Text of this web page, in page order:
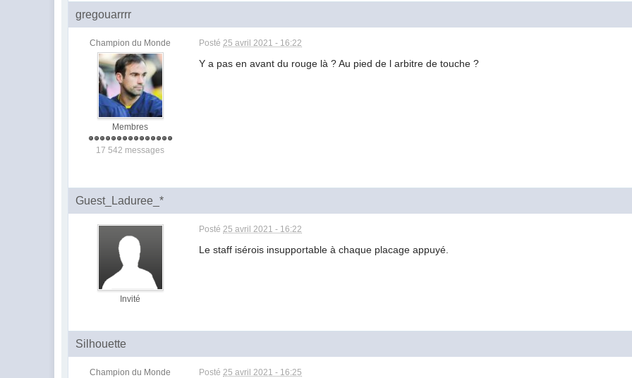
gregouarrrr
Champion du Monde
Membres
17 542 messages
Posté25 avril 2021 - 16:22
Y a pas en avant du rouge là ? Au pied de l arbitre de touche ?
Guest_Laduree_*
Invité
Posté25 avril 2021 - 16:22
Le staff isérois insupportable à chaque placage appuyé.
Silhouette
Champion du Monde Posté25 avril 2021 - 16:25